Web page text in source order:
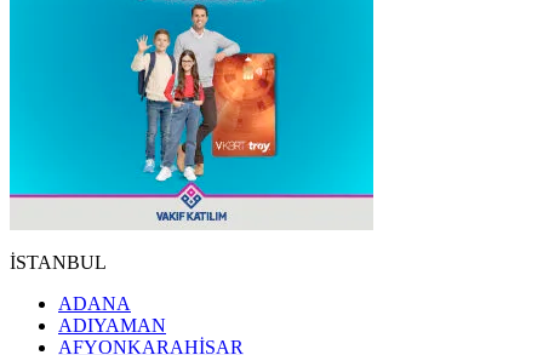
İSTANBUL
ADANA
ADIYAMAN
AFYONKARAHİSAR